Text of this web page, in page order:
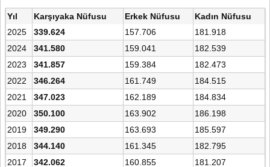
Yıl Karşıyaka Nüfusu Erkek Nüfusu
Kadın Nüfusu
2025
339.624 157.706
181.918
2024
341.580 159.041
182.539
2023
341.857 159.384
182.473
2022
346.264 161.749
184.515
2021
347.023 162.189
184.834
2020
350.100 163.902
186.198
2019
349.290 163.693
185.597
2018
344.140 161.345
182.795
2017
342.062 160.855
181.207